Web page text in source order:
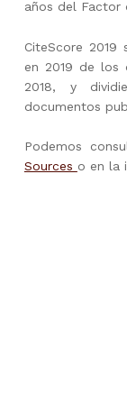
años del Factor
CiteScore 2019
en 2019 de los
2018, y
documentos
Podemos
Sources o en la